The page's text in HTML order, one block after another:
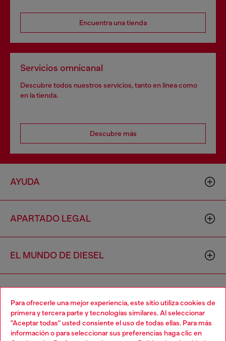
Para ofrecerle una mejor experiencia, este sitio utiliza cookies de
primera y tercera parte y tecnologías similares. Al seleccionar
"Aceptar todas" usted consiente el uso de todas ellas. Para más
información o para seleccionar sus preferencias haga clic en
Encuentra una tienda
Servicios omnicanal
Descubre todos nuestros servicios, tanto en línea como
en la tienda.
Descubre más
AYUDA
APARTADO LEGAL
EL MUNDO DE DIESEL
Choose your location